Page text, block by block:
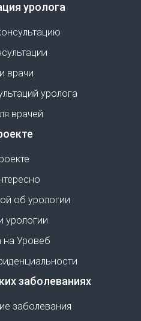
уролога
врачи
уролога
врачей
об урологии
урологии
на Уровеб
заболеваниях
заболевания